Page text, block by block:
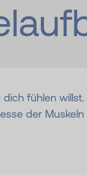
fühlen
der